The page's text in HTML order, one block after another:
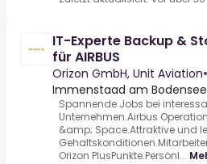
IT-Experte Backup &
für AIRBUS
Orizon GmbH, Unit Aviation•
Immenstaad am
Spannende Jobs bei
Unternehmen.Airbus
&amp; Space.Attraktive und
Orizon PlusPunkte.Persönl...